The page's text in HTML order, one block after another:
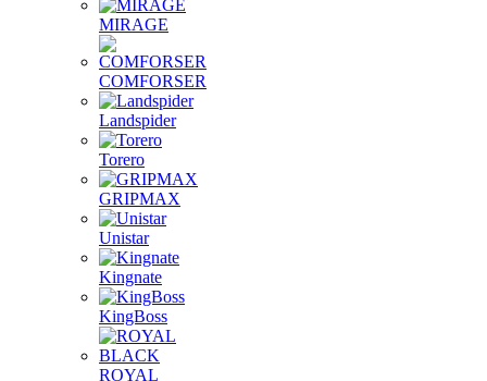
MIRAGE
COMFORSER
Landspider
Torero
GRIPMAX
Unistar
Kingnate
KingBoss
ROYAL